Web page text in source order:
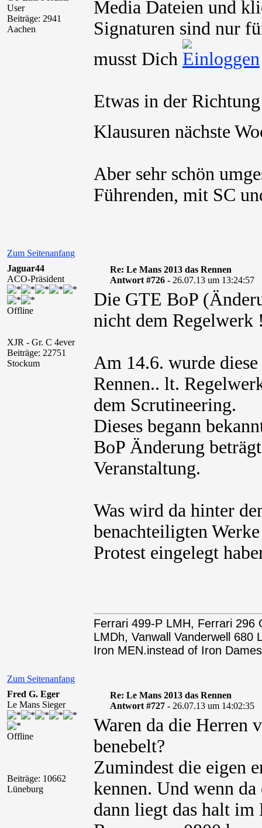
User
Beiträge: 2941
Aachen
Media Dateien und
Signaturen sind nur
musst Dich
Etwas in der
Klausuren nächste
Aber sehr schön
Führenden, mit SC
Zum Seitenanfang
Jaguar44
ACO-Präsident
Offline
XJR - Gr. C 4ever
Beiträge: 22751
Stockum
Re: Le Mans 2013 das Rennen
Antwort #726 - 26.07.13 um 13:24:57
Die GTE BoP
nicht dem Regelwerk
Am 14.6. wurde
Rennen.. lt.
dem Scrutineering.
Dieses begann
BoP Änderung
Veranstaltung.
Was wird da hinter
benachteiligten
Protest eingelegt
Zum Seitenanfang
Ferrari 499-P LMH, Ferrari 296
LMDh, Vanwall Vanderwell
Iron MEN.instead of Iron
Fred G. Eger
Le Mans Sieger
Offline
Beiträge: 10662
Lüneburg
Re: Le Mans 2013 das Rennen
Antwort #727 - 26.07.13 um 14:02:35
Waren da die Herren
benebelt?
Zumindest die eigen
kennen. Und wenn
dann liegt das halt im